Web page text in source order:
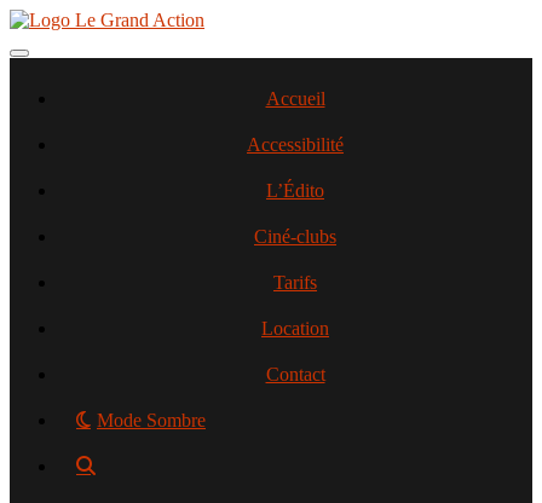
Aller
contenu
Toggle navigation
Accueil
Accessibilité
L’Édito
Ciné-clubs
Tarifs
Location
Contact
Mode Sombre